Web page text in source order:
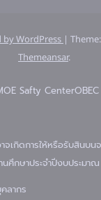
WordPress |
Themeansar.
Safty Center
จเกิดการให้หรือรับสินบน
ศึกษาประจำปีงบประมา
ลากร